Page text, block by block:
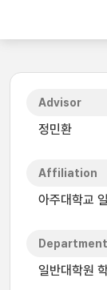
Advisor
정민환
Affiliation
아주대학교
Department
일반대학원